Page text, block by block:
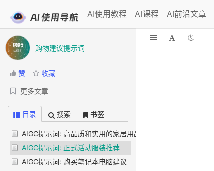
AI使用教程 AI课程 AI前沿文章
购物建议提示词
赞 收藏
更多文章
目录 搜索 书签
AIGC提示词: 高品质和实用的家居用品推荐
AIGC提示词: 正式活动服装推荐
AIGC提示词: 购买笔记本电脑建议